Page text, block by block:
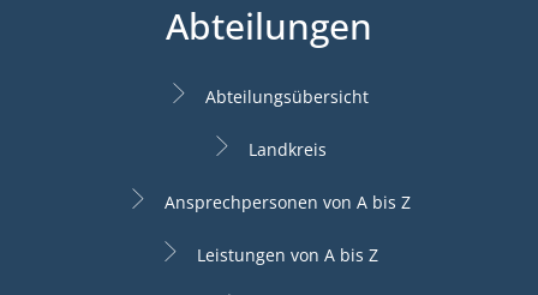
Abteilungen
Abteilungsübersicht
Landkreis
Ansprechpersonen von A bis Z
Leistungen von A bis Z